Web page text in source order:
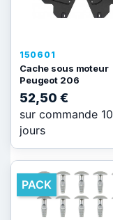
150601
Cache sous moteur
Peugeot 206
52,50 €
sur commande 10
jours
PACK